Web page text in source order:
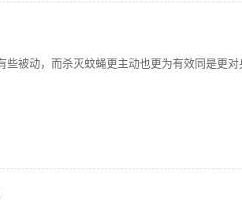
些被动，而杀灭蚊蝇更主动也更为有效同是更